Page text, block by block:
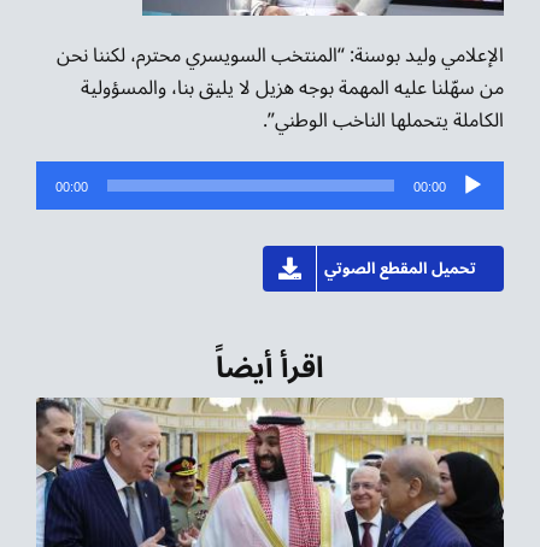
الإعلامي وليد بوسنة: “المنتخب السويسري محترم، لكننا نحن
من سهّلنا عليه المهمة بوجه هزيل لا يليق بنا، والمسؤولية
الكاملة يتحملها الناخب الوطني”.
مشغل
الصوت
00:00
00:00
تحميل المقطع الصوتي
اقرأ أيضاً